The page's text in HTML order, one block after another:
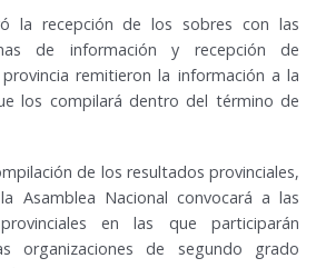
la recepción de los sobres con las
de información y recepción de
remitieron la información a la
los compilará dentro del término de
de los resultados provinciales,
Asamblea Nacional convocará a las
en las que participarán
organizaciones de segundo grado